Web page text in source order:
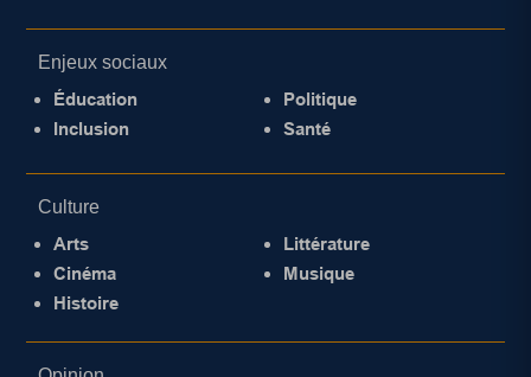
Enjeux sociaux
Éducation
Inclusion
Politique
Santé
Culture
Arts
Cinéma
Histoire
Littérature
Musique